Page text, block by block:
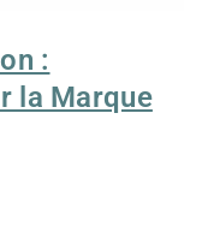
:
la Marque